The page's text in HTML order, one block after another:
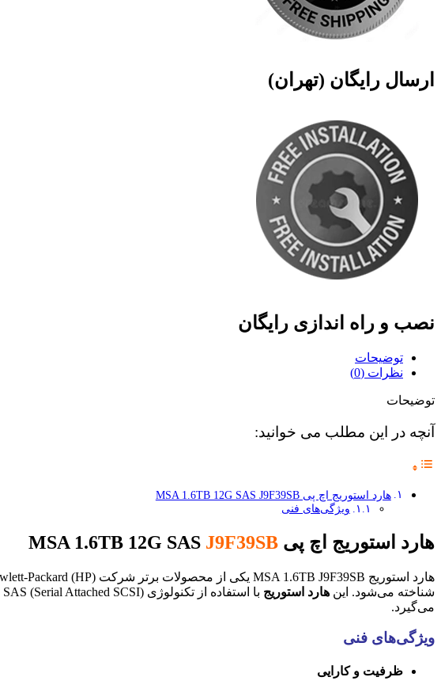
ارسال رایگان (تهران)
نصب و راه اندازی رایگان
توضیحات
نظرات (0)
توضیحات
آنچه در این مطلب می خوانید:
هارد استوریج اچ پی MSA 1.6TB 12G SAS J9F39SB
ویژگی‌های فنی
هارد استوریج اچ پی MSA 1.6TB 12G SAS J9F39SB
شناخته می‌شود. این هارد استوریج
می‌گیرد.
ویژگی‌های فنی
ظرفیت و کارایی